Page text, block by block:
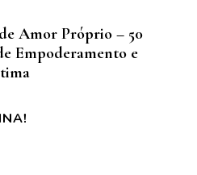
Amor Próprio – 50
Empoderamento e